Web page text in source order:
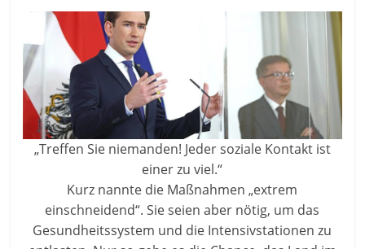
„Treffen Sie niemanden! Jeder soziale Kontakt ist
einer zu viel.“
Kurz nannte die Maßnahmen „extrem
einschneidend“. Sie seien aber nötig, um das
Gesundheitssystem und die Intensivstationen zu